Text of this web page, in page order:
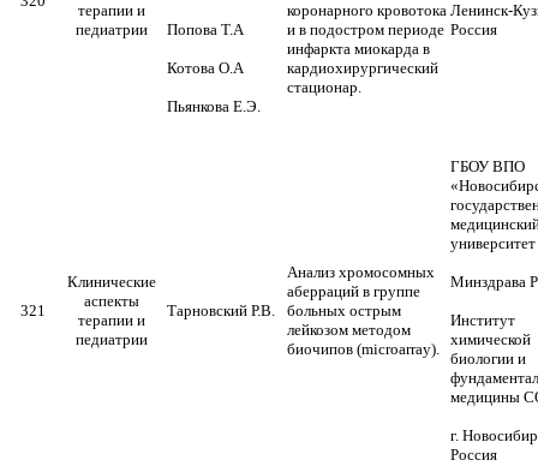
терапии и
педиатрии
Попова Т.А
Котова О.А
Пьянкова Е.Э.
коронарного кровотока
и в подостром периоде
инфаркта миокарда в
кардиохирургический
стационар.
Ленинск-
Россия
321
Клинические
аспекты
терапии и
педиатрии
Тарновский Р.В.
Анализ хромосомных
аберраций в группе
больных острым
лейкозом методом
биочипов (microarray).
ГБОУ ВПО
университет
Минздрава
Институт
химической
биологии и
медицины
г.
Россия